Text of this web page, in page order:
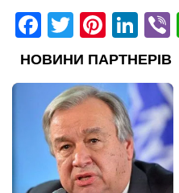
Facebook
Twitter